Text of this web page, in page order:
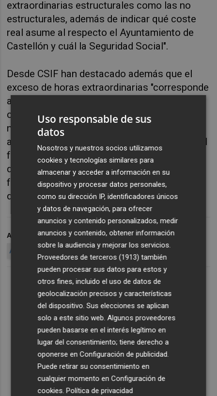
extraordinarias estructurales como las no
estructurales, además de indicar qué coste
real asume al respecto el Ayuntamiento de
Castellón y cuál la Seguridad Social".
Desde CSIF han destacado además que el
exceso de horas extraordinarias "corresponde
a una planificación inadecuada y a la no
cobertura de los puestos de trabajo
necesarios". Y, en ese sentido, han solicitado
a la edil que "en lugar de echar la culpa fácil al
funcionariado con datos incorrectos, pida
disculpas de manera pública a todos los
funcionarios y funcionarias del Ayuntamiento
de Castellón, a los que ha faltado al respeto".
ARCHIVADO EN CSIF CASTELLÓ
AYUNTAMIENTO DE CASTELLÓ
Uso responsable de sus
datos
Nosotros y nuestros socios utilizamos
cookies y tecnologías similares para
almacenar y acceder a información en su
dispositivo y procesar datos personales,
como su dirección IP, identificadores únicos
y datos de navegación, para ofrecer
anuncios y contenido personalizados, medir
anuncios y contenido, obtener información
sobre la audiencia y mejorar los servicios.
Proveedores de terceros (1913) también
pueden procesar sus datos para estos y
otros fines, incluido el uso de datos de
geolocalización precisos y características
del dispositivo. Sus elecciones se aplican
solo a este sitio web. Algunos proveedores
pueden basarse en el interés legítimo en
lugar del consentimiento; tiene derecho a
oponerse enConfiguración de publicidad
Puede retirar su consentimiento en
cualquier momento enConfiguración de
cookies .Política de privacidad